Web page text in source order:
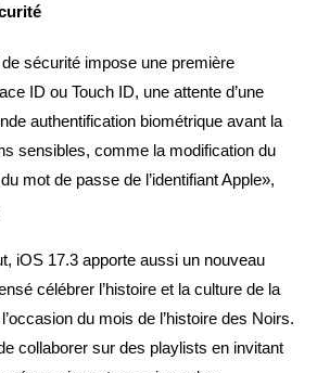
sécurité impose une première
ID ou Touch ID, une attente d’une
authentification biométrique avant la
sensibles, comme la modification du
mot de passe de l’identifiant Apple»,
iOS 17.3 apporte aussi un nouveau
célébrer l’histoire et la culture de la
du mois de l’histoire des Noirs.
collaborer sur des playlists en invitant